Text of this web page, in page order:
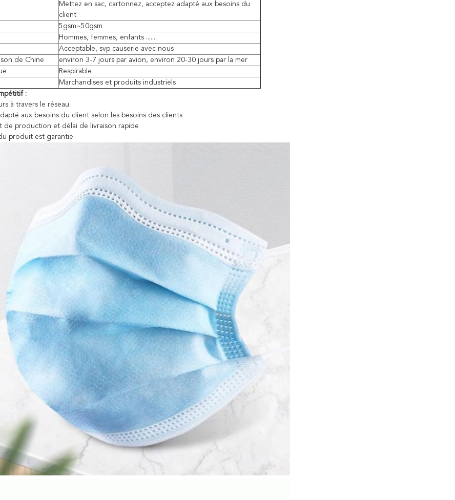
Mettez en sac, cartonnez, acceptez adapté aux besoins du
client
5gsm~50gsm
Hommes, femmes, enfants ......
Acceptable, svp causerie avec nous
de Chine
environ 3-7 jours par avion, environ 20-30 jours par la mer
Respirable
Marchandises et produits industriels
:
à travers le réseau
aux besoins du client selon les besoins des clients
de production et délai de livraison rapide
produit est garantie